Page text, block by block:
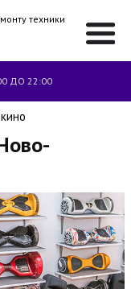
техники
ДО 22:00